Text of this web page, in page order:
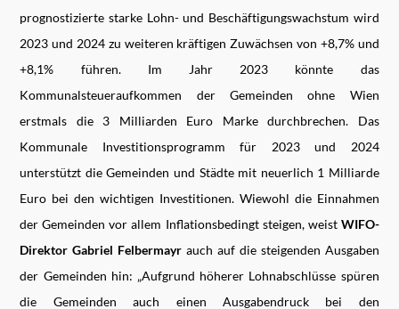
prognostizierte starke Lohn- und Beschäftigungswachstum wird
2023 und 2024 zu weiteren kräftigen Zuwächsen von +8,7% und
+8,1% führen. Im Jahr 2023 könnte das
Kommunalsteueraufkommen der Gemeinden ohne Wien
erstmals die 3 Milliarden Euro Marke durchbrechen. Das
Kommunale Investitionsprogramm für 2023 und 2024
unterstützt die Gemeinden und Städte mit neuerlich 1 Milliarde
Euro bei den wichtigen Investitionen. Wiewohl die Einnahmen
der Gemeinden vor allem Inflationsbedingt steigen, weist WIFO-
Direktor Gabriel Felbermayr auch auf die steigenden Ausgaben
der Gemeinden hin: „Aufgrund höherer Lohnabschlüsse spüren
die Gemeinden auch einen Ausgabendruck bei den